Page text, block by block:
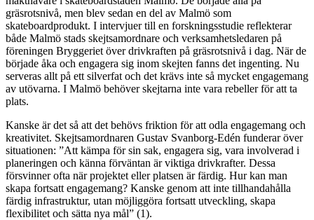
gräsrotsnivå, men blev sedan en del av Malmö som
skateboardprodukt. I intervjuer till en forskningsstudie reflekterar
både Malmö stads skejtsamordnare och verksamhetsledaren på
föreningen Bryggeriet över drivkraften på gräsrotsnivå i dag. När de
började åka och engagera sig inom skejten fanns det ingenting. Nu
serveras allt på ett silverfat och det krävs inte så mycket engagemang
av utövarna. I Malmö behöver skejtarna inte vara rebeller för att ta
plats.
Kanske är det så att det behövs friktion för att odla engagemang och
kreativitet. Skejtsamordnaren Gustav Svanborg-Edén funderar över
situationen: ”Att kämpa för sin sak, engagera sig, vara involverad i
planeringen och känna förväntan är viktiga drivkrafter. Dessa
försvinner ofta när projektet eller platsen är färdig. Hur kan man
skapa fortsatt engagemang? Kanske genom att inte tillhandahålla
färdig infrastruktur, utan möjliggöra fortsatt utveckling, skapa
flexibilitet och sätta nya mål” (1).